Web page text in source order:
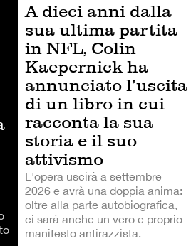
A dieci anni dalla
sua ultima partita
in NFL, Colin
Kaepernick ha
annunciato l’uscita
di un libro in cui
racconta la sua
storia e il suo
attivismo
L'opera uscirà a settembre
2026 e avrà una doppia anima:
oltre alla parte autobiografica,
ci sarà anche un vero e proprio
manifesto antirazzista.